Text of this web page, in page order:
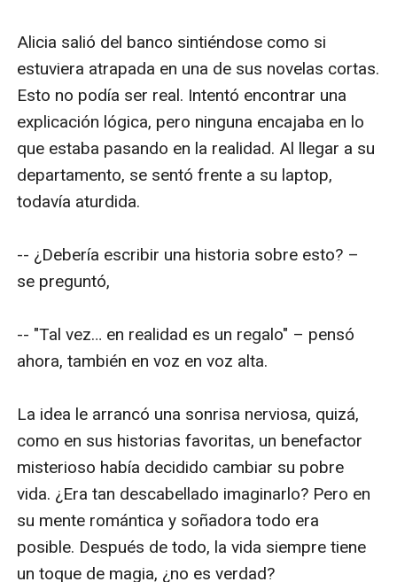
Alicia salió del banco sintiéndose como si
estuviera atrapada en una de sus novelas cortas.
Esto no podía ser real. Intentó encontrar una
explicación lógica, pero ninguna encajaba en lo
que estaba pasando en la realidad. Al llegar a su
departamento, se sentó frente a su laptop,
todavía aturdida.
-- ¿Debería escribir una historia sobre esto? –
se preguntó,
-- "Tal vez… en realidad es un regalo" – pensó
ahora, también en voz en voz alta.
La idea le arrancó una sonrisa nerviosa, quizá,
como en sus historias favoritas, un benefactor
misterioso había decidido cambiar su pobre
vida. ¿Era tan descabellado imaginarlo? Pero en
su mente romántica y soñadora todo era
posible. Después de todo, la vida siempre tiene
un toque de magia, ¿no es verdad?